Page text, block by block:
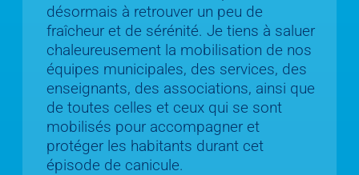
désormais à retrouver un peu de
fraîcheur et de sérénité. Je tiens à saluer
chaleureusement la mobilisation de nos
équipes municipales, des services, des
enseignants, des associations, ainsi que
de toutes celles et ceux qui se sont
mobilisés pour accompagner et
protéger les habitants durant cet
épisode de canicule.